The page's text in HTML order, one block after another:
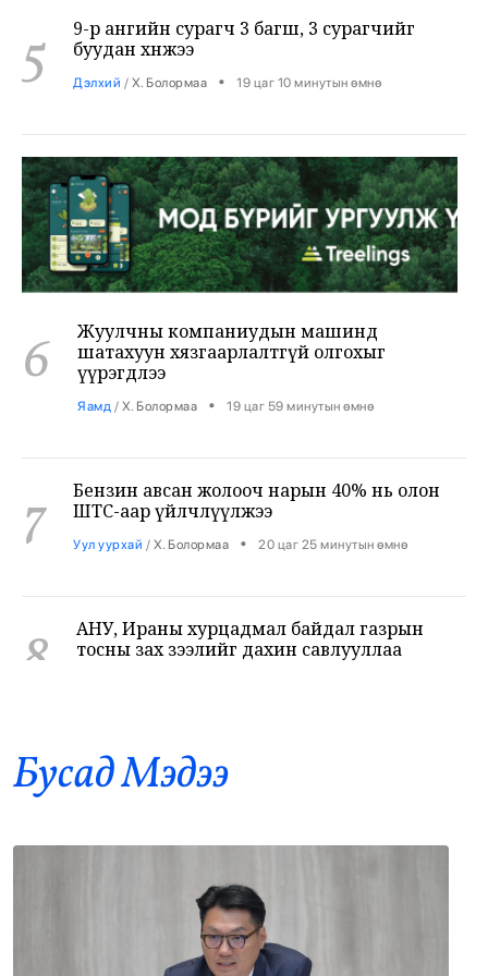
Дэлхий /Х. Болормаа • 19 цаг 10 минутын өмнө
6
Жуулчны компаниудын машинд
үүрэгдлээ
Яамд /Х. Болормаа • 19 цаг 59 минутын өмнө
7
ШТС-аар үйлчлүүлжээ
Уул уурхай /Х. Болормаа • 20 цаг 25 минутын өмнө
8
тосны зах зээлийг дахин савлууллаа
Дэлхий/Б. Ариунаа • 21 цаг 8 минутын өмнө
9
бизнес эрхлэхэд таатай нөхцөл бүрдэнэ
Оросоос 301 вагон шатахуун оруулж
Бодлого шийдвэр/Х. Болормаа
22 цаг 3 минутын өмнө
Бусад Mэдээ